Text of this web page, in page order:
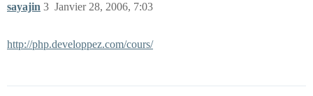
sayajin Janvier 28, 2006, 7:03
3
http://php.developpez.com/cours/